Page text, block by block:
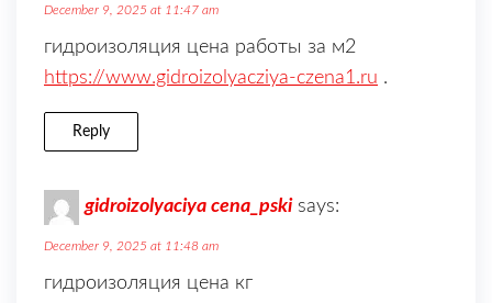
December 9, 2025 at 11:47 am
гидроизоляция цена работы за м2
https://www.gidroizolyacziya-czena1.ru .
Reply
gidroizolyaciya cena_pski says:
December 9, 2025 at 11:48 am
гидроизоляция цена кг